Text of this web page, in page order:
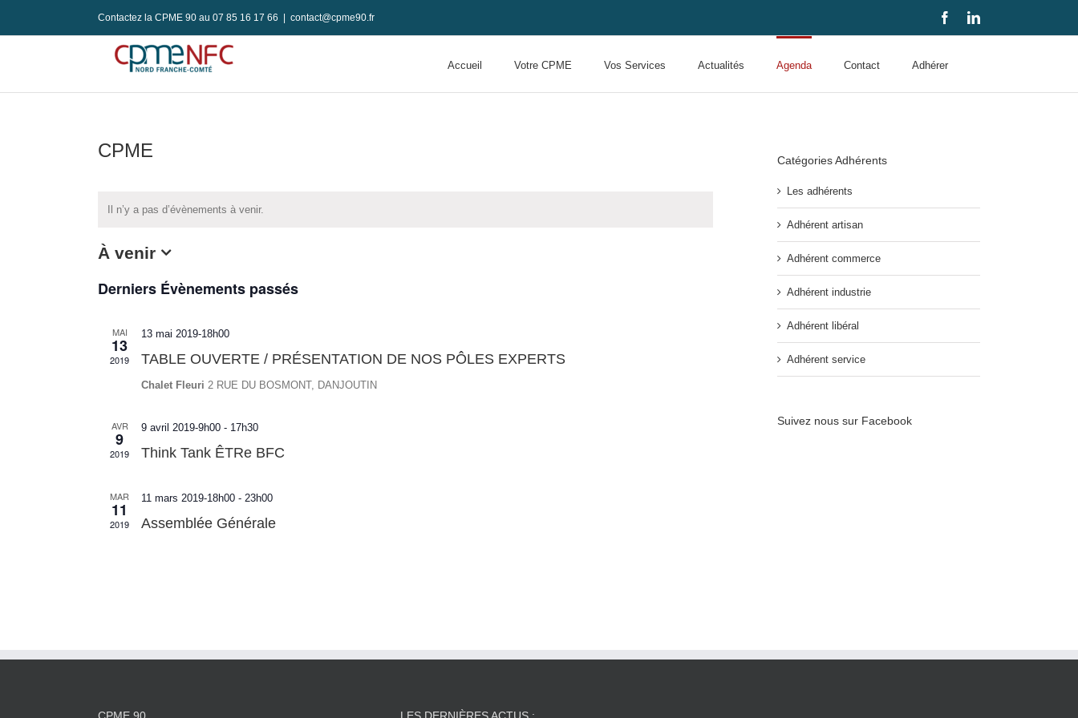
Contactez la CPME 90 au 07 85 16 17 66 contact@cpme90.fr FacebookLinkedIn
Accueil Votre CPME Vos Services Actualités Agenda Contact Adhérer
CPME
Il n’y a pas d’évènements à venir.
À venir
une
Derniers Évènements passés
MAI
13
2019
13 mai 2019-18h00
TABLE OUVERTE / PRÉSENTATION DE NOS PÔLES EXPERTS
Chalet Fleuri 2 RUE DU BOSMONT, DANJOUTIN
AVR
9
2019
9 avril 2019-9h00 - 17h30
Think Tank ÊTRe BFC
MAR
11
2019
11 mars 2019-18h00 - 23h00
Assemblée Générale
Catégories Adhérents
Les adhérents
Adhérent artisan
Adhérent commerce
Adhérent industrie
Adhérent libéral
Adhérent service
Suivez nous sur Facebook